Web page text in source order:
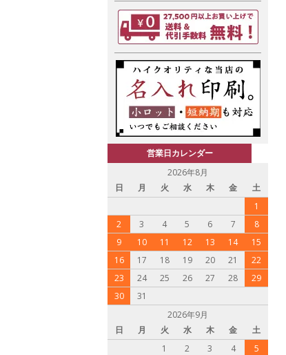
営業日カレンダー
2026年8月
日
月 火 水 木 金
土
1
2
3 4 5 6 7
8
9
10 11 12 13 14
15
16
17 18 19 20 21
22
23
24 25 26 27 28
29
30
31
2026年9月
日
月 火 水 木 金
土
1
2 3 4
5